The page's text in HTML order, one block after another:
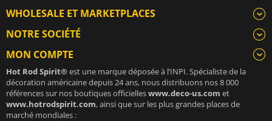
WHOLESALE ET MARKETPLACES
NOTRE SOCIÉTÉ
MON COMPTE
Hot Rod Spirit®est une marque déposée à l’INPI. Spécialiste de la
décoration américaine depuis 24 ans, nous distribuons nos 8 000
références sur nos boutiques officielleswww.deco-us.com et
www.hotrodspirit.com, ainsi que sur les plus grandes places de
marché mondiales :